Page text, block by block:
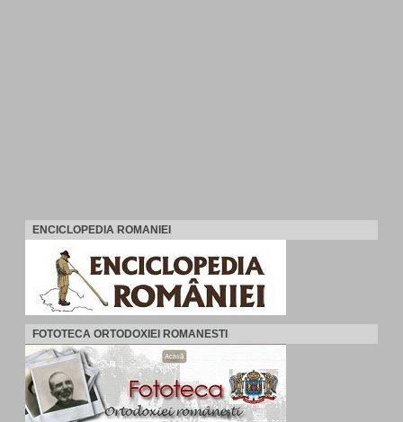
ENCICLOPEDIA ROMANIEI
FOTOTECA ORTODOXIEI ROMANESTI